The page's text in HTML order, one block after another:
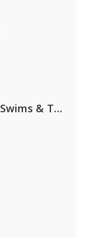
David Guetta, Teddy Swims & Tones And I